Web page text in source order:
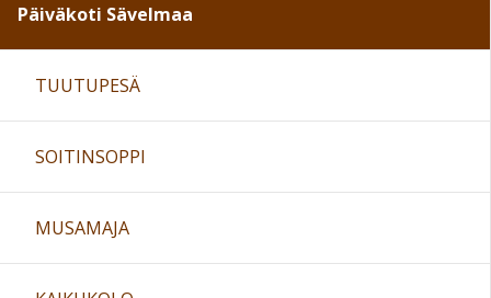
12:00
13:00
14:00
15:00
16:00
Päiväkoti Sävelmaa
TUUTUPESÄ
SOITINSOPPI
MUSAMAJA